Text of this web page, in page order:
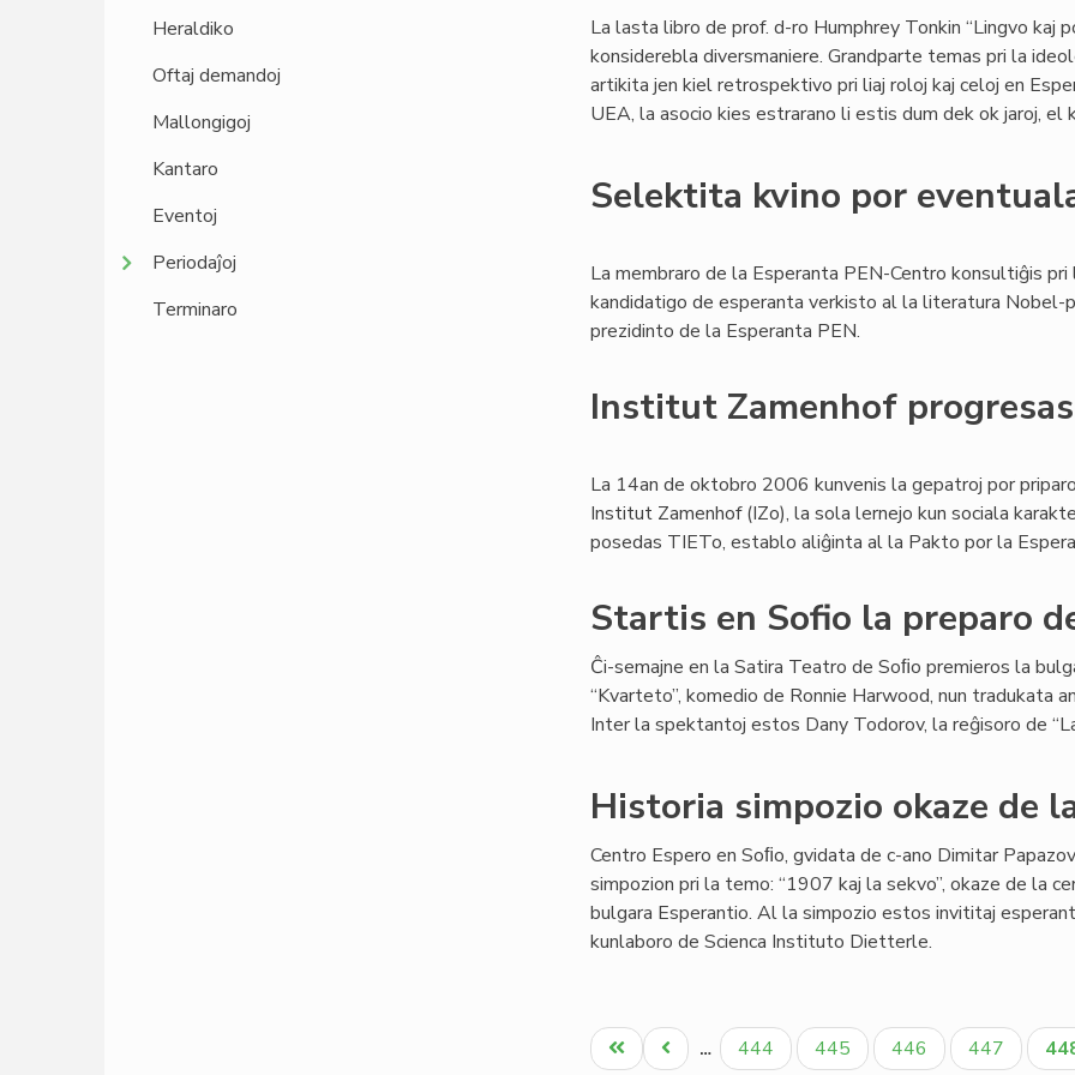
La lasta libro de prof. d-ro Humphrey Tonkin “Lingvo kaj
konsiderebla diversmaniere. Grandparte temas pri la
artikita jen kiel retrospektivo pri liaj roloj kaj celoj en
UEA, la asocio kies estrarano li estis dum dek ok jaroj, el
Selektita kvino por
La membraro de la Esperanta PEN-Centro konsultiĝis
kandidatigo de esperanta verkisto al la literatura
prezidinto de la Esperanta PEN.
Institut Zamenhof
La 14an de oktobro 2006 kunvenis la gepatroj por
Institut Zamenhof (IZo), la sola lernejo kun sociala
posedas TIETo, establo aliĝinta al la Pakto por la
Startis en Sofio la preparo
Ĉi-semajne en la Satira Teatro de Soﬁo premieros la
“Kvarteto”, komedio de Ronnie Harwood, nun tradukata
Inter la spektantoj estos Dany Todorov, la reĝisoro de
Historia simpozio okaze de
Centro Espero en Soﬁo, gvidata de c-ano Dimitar
simpozion pri la temo: “1907 kaj la sekvo”, okaze de la
bulgara Esperantio. Al la simpozio estos invititaj
kunlaboro de Scienca Instituto Dietterle.
Pagination
Unua
Antaŭa
… Paĝo
444 Paĝo
445 Paĝo
446 Paĝo
447
Heraldiko
Oftaj demandoj
Mallongigoj
Kantaro
Eventoj
Periodaĵoj
Terminaro